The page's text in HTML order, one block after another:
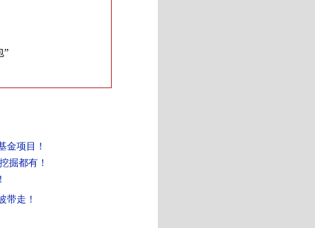
”
金项目！
掘都有！
带走！